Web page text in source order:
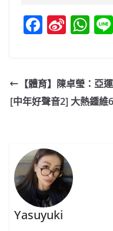
F
a
e
b
k
Si
n
W
ei
W
h
s
A
【體育】陳卓瑩：亞
[中年好聲音2] 大熱鍾
Yasuyuki